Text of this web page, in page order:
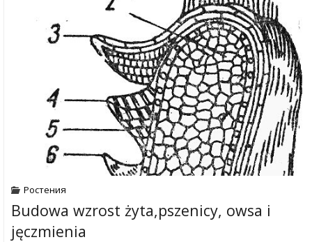
Ростения
Budowa wzrost żyta,pszenicy, owsa i
jęczmienia